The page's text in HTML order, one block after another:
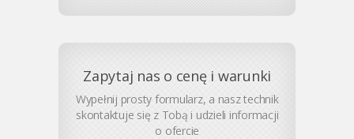
Zapytaj nas o cenę i warunki
Wypełnij prosty formularz, a nasz technik
skontaktuje się z Tobą i udzieli informacji
o ofercie